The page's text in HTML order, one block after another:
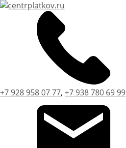
+7 928 958 07 77, +7 938 780 69 99